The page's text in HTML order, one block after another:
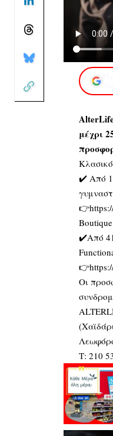
μέχρι
✔️ Aπό
✔️Aπό
Οι
Τ: 210